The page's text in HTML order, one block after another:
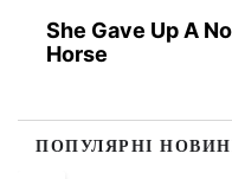
She Gave Up A
Horse
ПОПУЛЯРНІ